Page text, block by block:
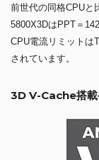
前世代の同格CPUと
5800X3DはPPT＝
CPU電流リミットは
されています。
3D V-Cache搭載